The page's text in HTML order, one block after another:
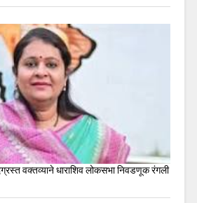
वक्तव्याने धाराशिव लोकसभा निवडणूक रंगली